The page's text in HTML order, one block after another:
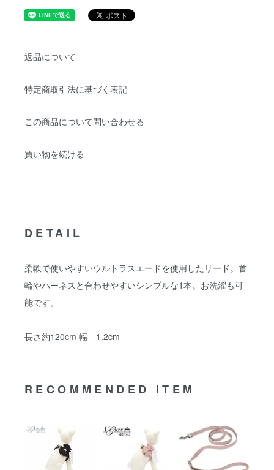
返品について
特定商取引法に基づく表記
この商品について問い合わせる
買い物を続ける
DETAIL
柔軟で使いやすいウルトラスエードを使用したリード。首
輪やハーネスと合わせやすいシンプルな1本。お洗濯も可
能です。
長さ約120cm 幅 1.2cm
RECOMMENDED ITEM